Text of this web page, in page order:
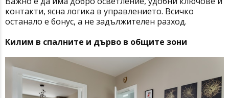
контакти, ясна логика в управлението. Всичко
останало е бонус, а не задължителен разход.
Килим в спалните и дърво в общите зони